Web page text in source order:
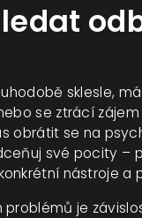
sklesle,
se ztrácí
obrátit se na
své pocity –
nástroje a
je